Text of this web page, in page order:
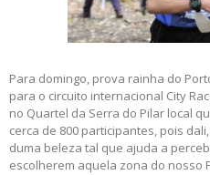
Para domingo, prova rainha do
para o circuito internacional City
no Quartel da Serra do Pilar local
cerca de 800 participantes, pois
duma beleza tal que ajuda a
escolherem aquela zona do nosso